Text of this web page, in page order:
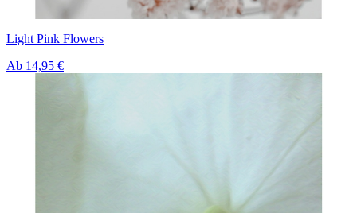
Light Pink Flowers
Ab 14,95 €